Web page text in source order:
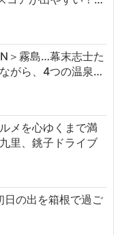
＞霧島…幕末志士た
がら、4つの温泉…
メを心ゆくまで満
里、銚子ドライブ
日の出を箱根で過ご